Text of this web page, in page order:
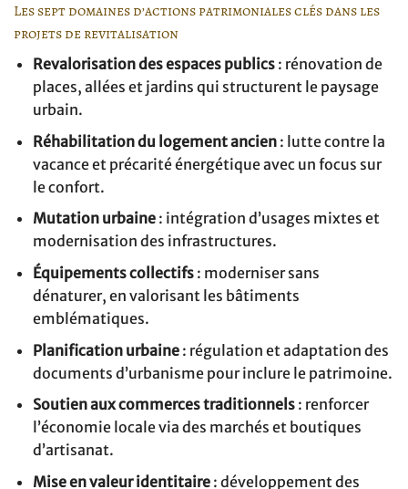
Les sept domaines d’actions patrimoniales clés dans les
projets de revitalisation
Revalorisation des espaces publics: rénovation de
places, allées et jardins qui structurent le paysage
urbain.
Réhabilitation du logement ancien: lutte contre la
vacance et précarité énergétique avec un focus sur
le confort.
Mutation urbaine: intégration d’usages mixtes et
modernisation des infrastructures.
Équipements collectifs: moderniser sans
dénaturer, en valorisant les bâtiments
emblématiques.
Planification urbaine: régulation et adaptation des
documents d’urbanisme pour inclure le patrimoine.
Soutien aux commerces traditionnels: renforcer
l’économie locale via des marchés et boutiques
d’artisanat.
Mise en valeur identitaire: développement des